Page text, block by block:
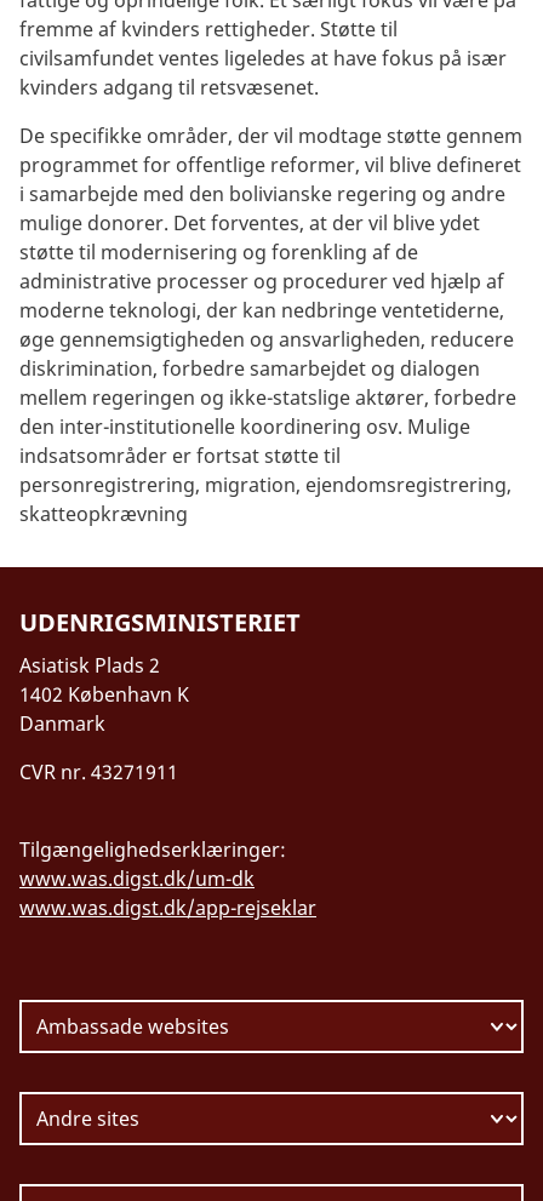
fremme af kvinders rettigheder. Støtte til
civilsamfundet ventes ligeledes at have fokus på især
kvinders adgang til retsvæsenet.
De specifikke områder, der vil modtage støtte gennem
programmet for offentlige reformer, vil blive defineret
i samarbejde med den bolivianske regering og andre
mulige donorer. Det forventes, at der vil blive ydet
støtte til modernisering og forenkling af de
administrative processer og procedurer ved hjælp af
moderne teknologi, der kan nedbringe ventetiderne,
øge gennemsigtigheden og ansvarligheden, reducere
diskrimination, forbedre samarbejdet og dialogen
mellem regeringen og ikke-statslige aktører, forbedre
den inter-institutionelle koordinering osv. Mulige
indsatsområder er fortsat støtte til
personregistrering, migration, ejendomsregistrering,
skatteopkrævning
UDENRIGSMINISTERIET
Asiatisk Plads 2
1402 København K
Danmark
CVR nr. 43271911
Tilgængelighedserklæringer:
www.was.digst.dk/um-dk
www.was.digst.dk/app-rejseklar